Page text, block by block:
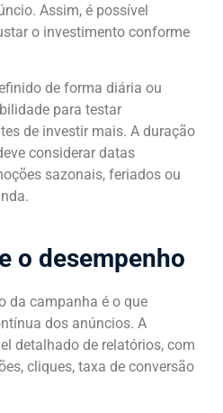
Assim, é possível
o investimento conforme
de forma diária ou
para testar
de investir mais. A duração
considerar datas
sazonais, feriados ou
o desempenho
da campanha é o que
dos anúncios. A
detalhado de relatórios, com
cliques, taxa de conversão